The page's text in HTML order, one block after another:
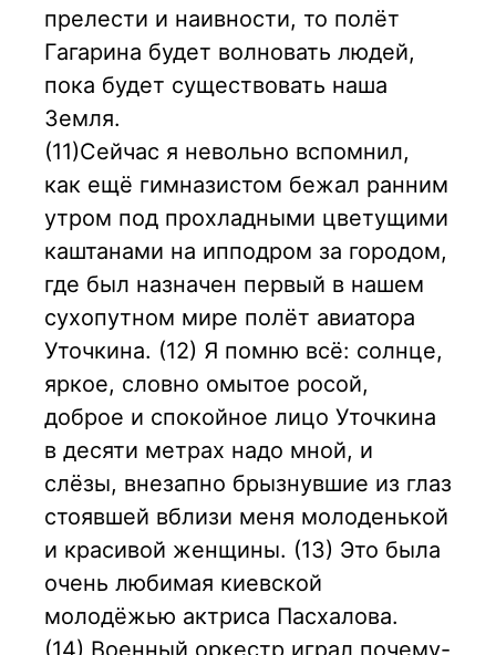
прелести и наивности, то полёт
Гагарина будет волновать людей,
пока будет существовать наша
Земля.
(11)Сейчас я невольно вспомнил,
как ещё гимназистом бежал ранним
утром под прохладными цветущими
каштанами на ипподром за городом,
где был назначен первый в нашем
сухопутном мире полёт авиатора
Уточкина. (12) Я помню всё: солнце,
яркое, словно омытое росой,
доброе и спокойное лицо Уточкина
в десяти метрах надо мной, и
слёзы, внезапно брызнувшие из глаз
стоявшей вблизи меня молоденькой
и красивой женщины. (13) Это была
очень любимая киевской
молодёжью актриса Пасхалова.
(14) Военный оркестр играл почему-